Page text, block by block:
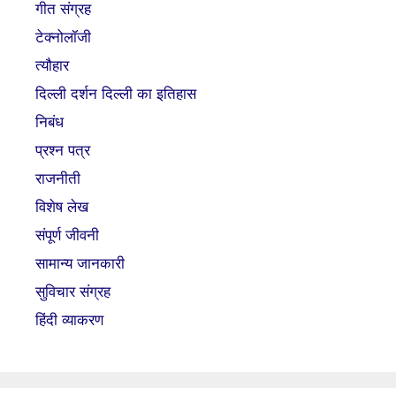
गीत संग्रह
टेक्नोलॉजी
त्यौहार
दिल्ली दर्शन दिल्ली का इतिहास
निबंध
प्रश्न पत्र
राजनीती
विशेष लेख
संपूर्ण जीवनी
सामान्य जानकारी
सुविचार संग्रह
हिंदी व्याकरण